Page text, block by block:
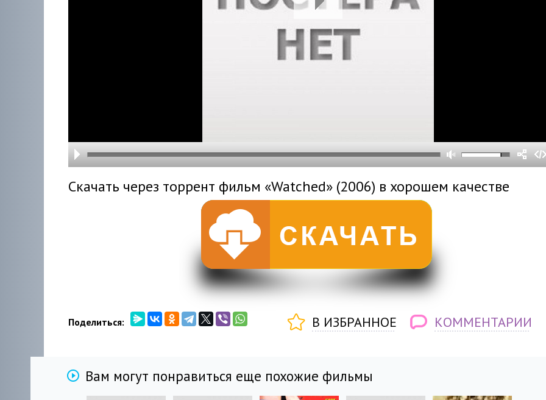
Скачать через торрент фильм «Watched» (2006) в хорошем качестве
Поделиться: В ИЗБРАННОЕ КОММЕНТАРИИ
Вам могут понравиться еще похожие фильмы